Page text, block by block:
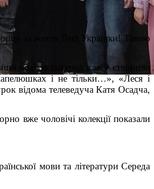
за життя Лесі Українки! Такою
подіум посеред класу створили
і не тільки…», «Леся і
відома телеведуча Катя Осадча,
вже чоловічі колекції показали
мови та літератури Середа